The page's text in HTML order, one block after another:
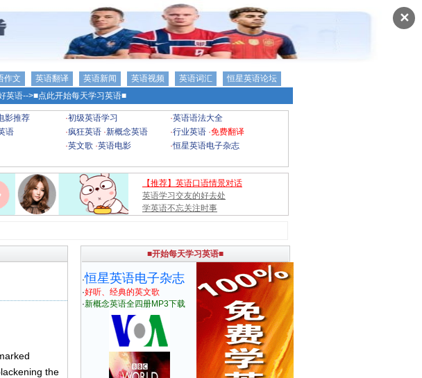
✕
作文 英语翻译 英语新闻 英语视频 英语词汇
恒星英语论坛
英语-->■点此开始每天学习英语■
影推荐 ·初级英语学习 ·英语语法大全
语 ·疯狂英语 ·新概念英语 ·行业英语 ·免费翻译
·英文歌 ·英语电影 ·恒星英语电子杂志
【推荐】英语口语情景对话
英语学习交友的好去处
学英语不忘关注时事
the
■开始每天学习英语■
·恒星英语电子杂志
·好听、经典的英文歌
·新概念英语全四册MP3下载